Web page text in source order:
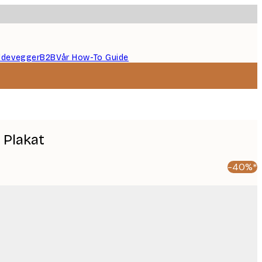
B2BVår How-To Guide
-40%*